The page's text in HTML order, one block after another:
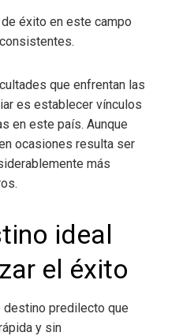
éxito en este campo
que enfrentan las
es establecer vínculos
en este país. Aunque
ocasiones resulta ser
más
ideal
el éxito
destino predilecto que
y sin